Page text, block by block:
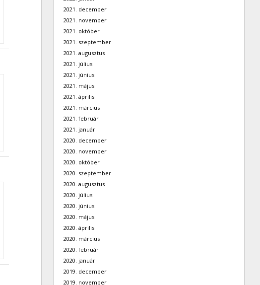
2021. december
2021. november
2021. október
2021. szeptember
2021. augusztus
2021. július
2021. június
2021. május
2021. április
2021. március
2021. február
2021. január
2020. december
2020. november
2020. október
2020. szeptember
2020. augusztus
2020. július
2020. június
2020. május
2020. április
2020. március
2020. február
2020. január
2019. december
2019. november